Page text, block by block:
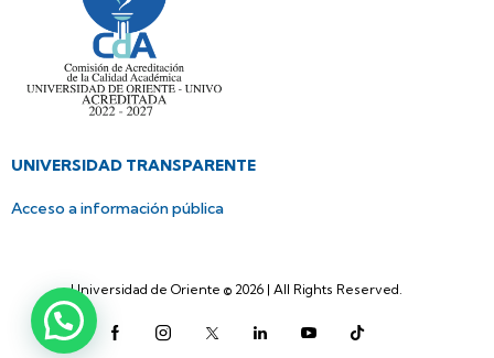
UNIVERSIDAD TRANSPARENTE
Acceso a información pública
Universidad de Oriente © 2026 | All Rights Reserved.